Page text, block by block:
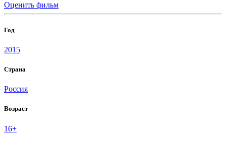
Оценить фильм
Год
2015
Страна
Россия
Возраст
16+